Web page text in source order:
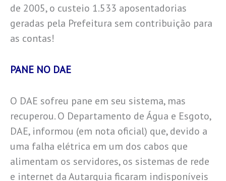
de 2005, o custeio 1.533 aposentadorias
geradas pela Prefeitura sem contribuição para
as contas!
PANE NO DAE
O DAE sofreu pane em seu sistema, mas
recuperou. O Departamento de Água e Esgoto,
DAE, informou (em nota oficial) que, devido a
uma falha elétrica em um dos cabos que
alimentam os servidores, os sistemas de rede
e internet da Autarquia ficaram indisponíveis